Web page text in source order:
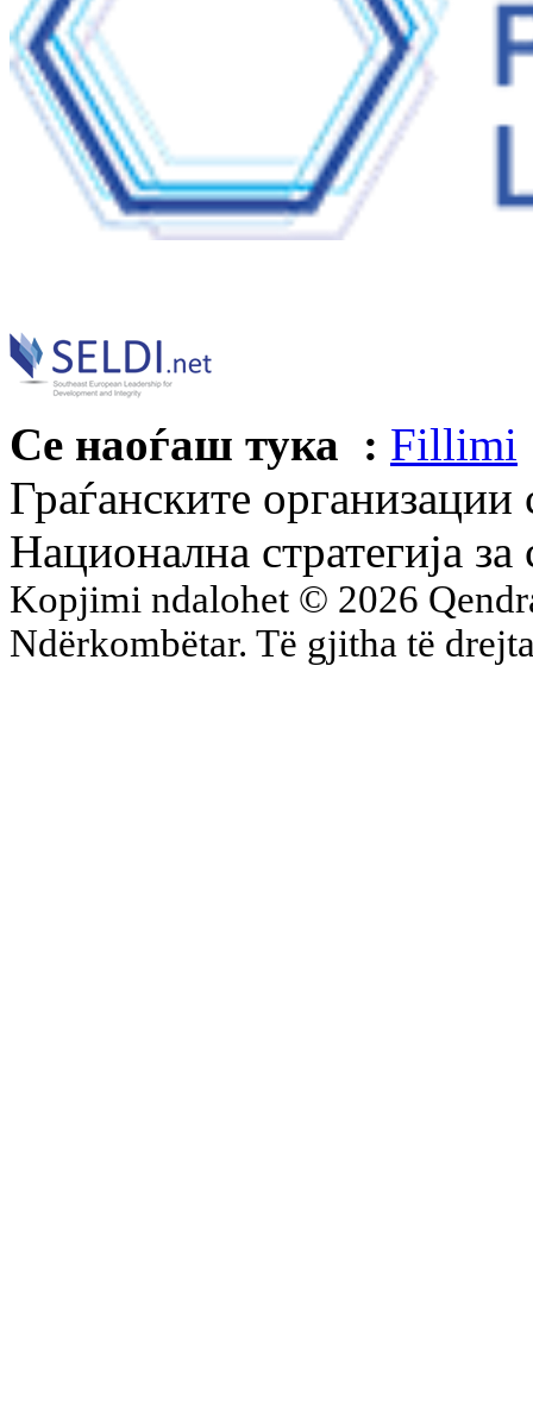
Се наоѓаш тука : Fillimi
Граѓанските
Национална стратегија
Kopjimi ndalohet © 2026
Ndërkombëtar. Të gjitha të